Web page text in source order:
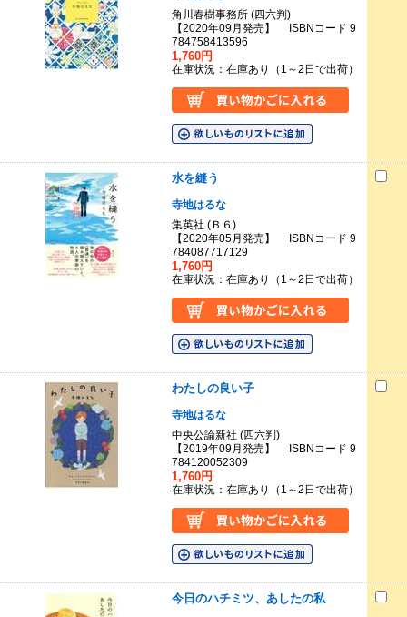
角川春樹事務所 (四六判)
【2020年09月発売】 ISBNコード 9
784758413596
1,760円
在庫状況：在庫あり（1～2日で出荷）
水を縫う
寺地はるな
集英社 (Ｂ６)
【2020年05月発売】 ISBNコード 9
784087717129
1,760円
在庫状況：在庫あり（1～2日で出荷）
わたしの良い子
寺地はるな
中央公論新社 (四六判)
【2019年09月発売】 ISBNコード 9
784120052309
1,760円
在庫状況：在庫あり（1～2日で出荷）
今日のハチミツ、あしたの私